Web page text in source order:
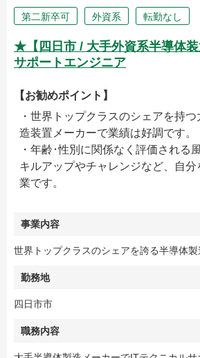
第二新卒可 外資系 転勤なし
★【四日市 / 大手外資系半導体
サポートエンジニア
【お勧めポイント】
・世界トップクラスのシェアを持
造装置メーカーで業績は好調です。
・年齢･性別に関係なく評価される
キルアップやチャレンジなど、自
業です。
事業内容
世界トップクラスのシェアを誇る半導体
勤務地
四日市市
職務内容